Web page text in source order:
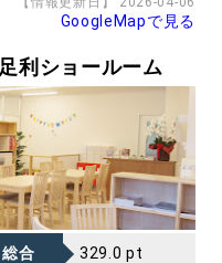
GoogleMapで見る
利ショールーム
総合 329.0 pt